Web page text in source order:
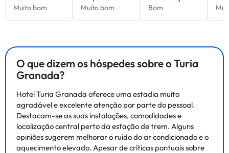
O que dizem os hóspedes sobre o Turia
Granada?
Hotel Turia Granada oferece uma estadia muito
agradável e excelente atenção por parte do pessoal.
Destacam-se as suas instalações, comodidades e
localização central perto da estação de trem. Alguns
opiniões sugerem melhorar o ruído do ar condicionado e o
aquecimento elevado. Apesar de críticas pontuais sobre